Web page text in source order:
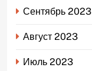
Сентябрь 2023
Август 2023
Июль 2023